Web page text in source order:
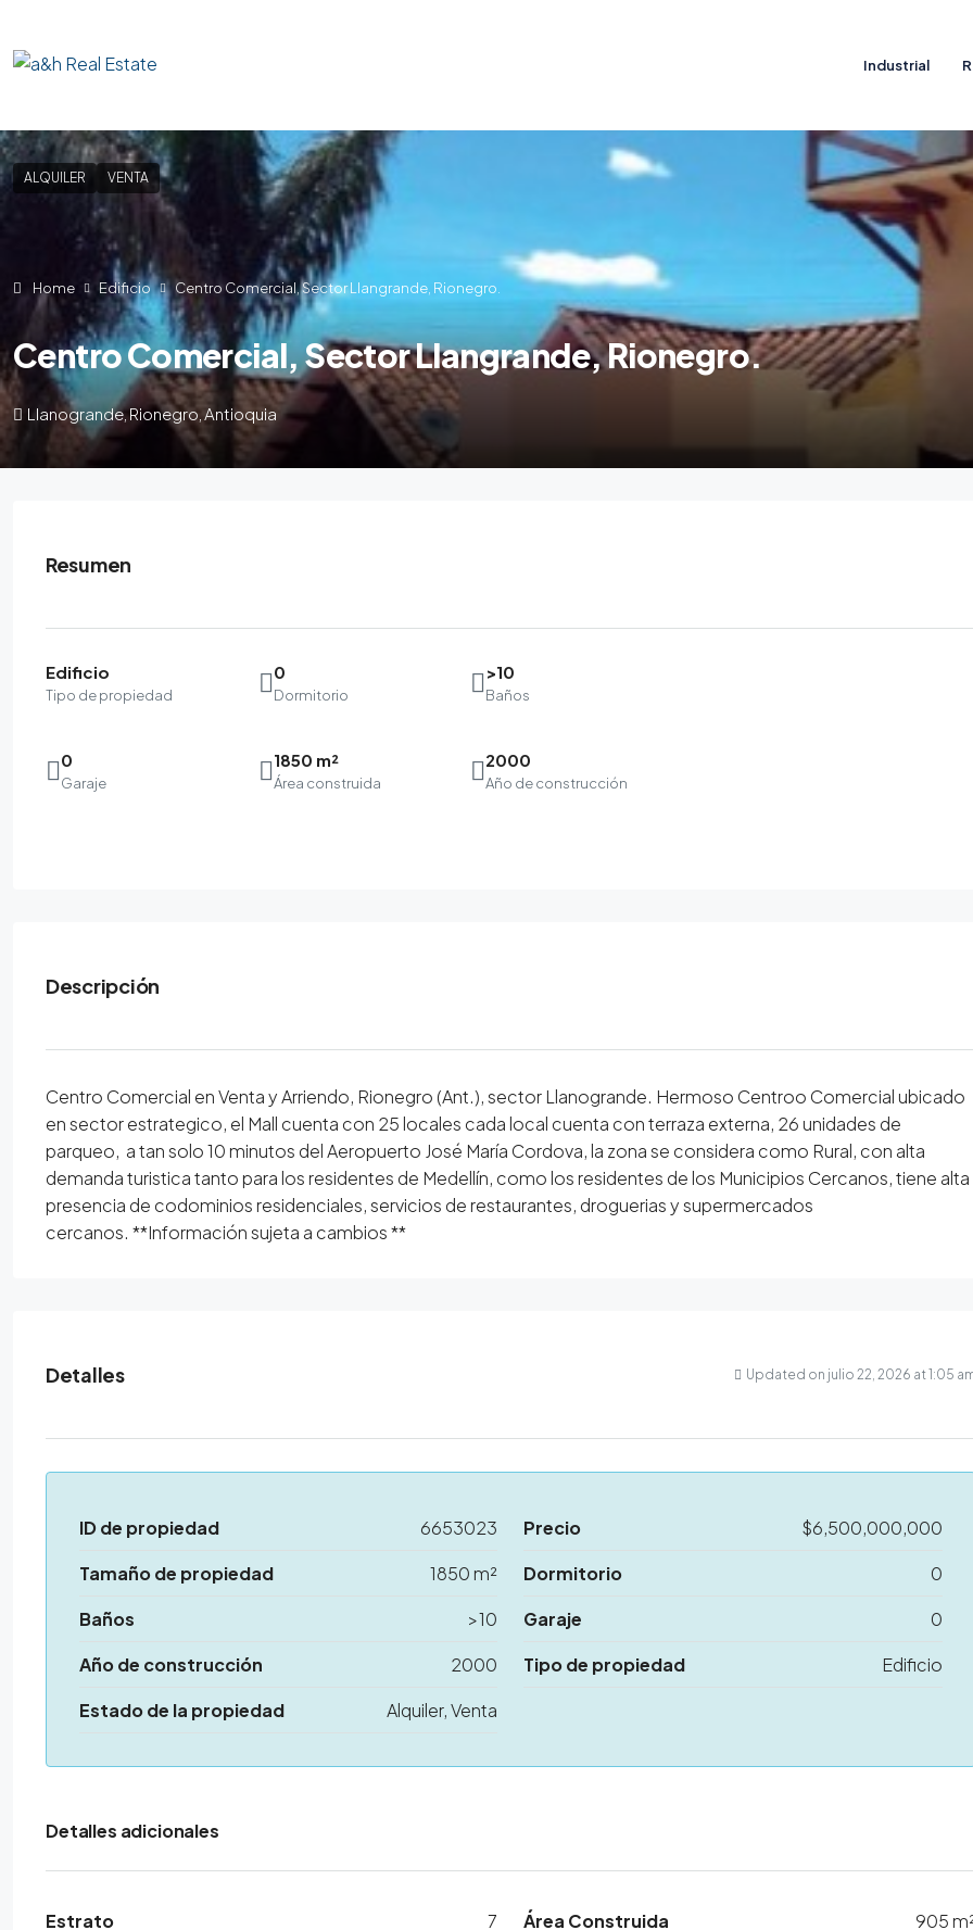
Industrial
ALQUILER VENTA
Home Edificio Centro Comercial, Sector Llangrande, Rionegro.
Centro Comercial, Sector Llangrande, Rionegro.
Llanogrande, Rionegro, Antioquia
Resumen
Edificio
Tipo de propiedad
0
Dormitorio
>10
Baños
0
Garaje
1850 m²
Área construida
2000
Año de construcción
Descripción
Centro Comercial en Venta y Arriendo, Rionegro (Ant.), sector Llanogrande. Hermoso Centroo Comercial ubicado
en sector estrategico, el Mall cuenta con 25 locales cada local cuenta con terraza externa, 26 unidades de
parqueo, a tan solo 10 minutos del Aeropuerto José María Cordova, la zona se considera como Rural, con alta
demanda turistica tanto para los residentes de Medellín, como los residentes de los Municipios Cercanos, tiene alta
presencia de codominios residenciales, servicios de restaurantes, droguerias y supermercados
cercanos. **Información sujeta a cambios **
Detalles Updated on julio 22, 2026 at 1:05
ID de propiedad 6653023 Precio
$6,500,000,000
Tamaño de propiedad
1850 m² Dormitorio
0
Baños
>10 Garaje
0
Año de construcción
2000 Tipo de propiedad
Edificio
Estado de la propiedad
Alquiler, Venta
Detalles adicionales
Estrato 7 Área Construida
905